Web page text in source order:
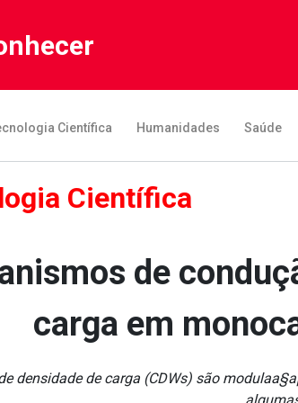
Científica Humanidades Saúde
Científica
de
carga em
densidade de carga (CDWs) são